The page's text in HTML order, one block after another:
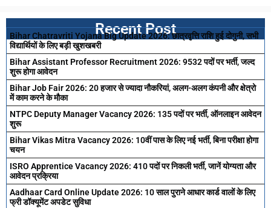
Recent Post
Bihar Chatravriti Yojana Big Update 2026: छात्रवृत्ति राशि हुई दोगुनी, सभी
विद्यार्थियों के लिए बड़ी खुशखबरी
Bihar Assistant Professor Recruitment 2026: 9532 पदों पर भर्ती, जल्द
शुरू होगा आवेदन
Bihar Job Fair 2026: 20 हजार से ज्यादा नौकरियां, अलग-अलग कंपनी और क्षेत्रो
में काम करने के मौका
NTPC Deputy Manager Vacancy 2026: 135 पदों पर भर्ती, ऑनलाइन आवेदन
शुरू
Bihar Vikas Mitra Vacancy 2026: 10वीं पास के लिए नई भर्ती, बिना परीक्षा होगा
चयन
ISRO Apprentice Vacancy 2026: 410 पदों पर निकली भर्ती, जानें योग्यता और
आवेदन प्रक्रिया
Aadhaar Card Online Update 2026: 10 साल पुराने आधार कार्ड वालों के लिए
फ्री डॉक्यूमेंट अपडेट सुविधा